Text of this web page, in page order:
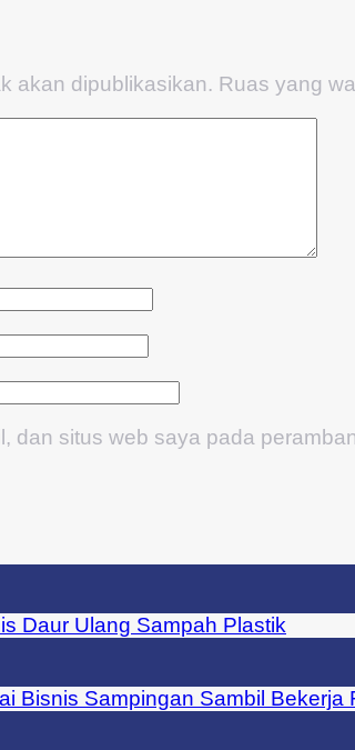
akan dipublikasikan. Ruas yang
dan situs web saya pada
Daur Ulang Sampah Plastik
Bisnis Sampingan Sambil Bekerja